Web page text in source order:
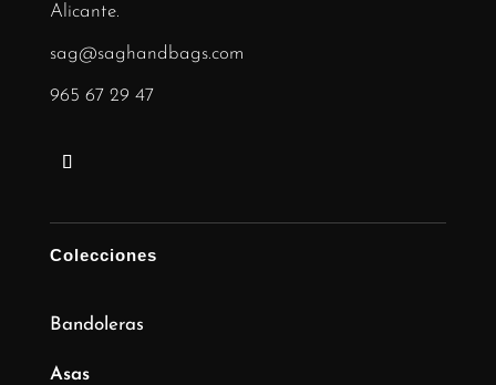
Alicante.
sag@saghandbags.com
965 67 29 47
Colecciones
Bandoleras
Asas